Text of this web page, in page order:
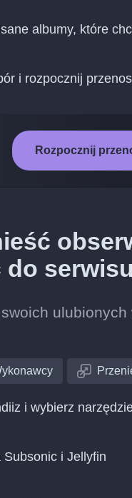
albumy, które
i rozpocznij
Rozpocznij
do
i wybierz
Subsonic i Jellyfin